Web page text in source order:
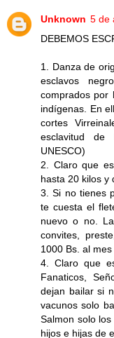
Unknown 5 de
DEBEMOS
1. Danza de
esclavos
comprados por
indígenas. En
cortes
esclavitud de
UNESCO)
2. Claro que
hasta 20 kilos y
3. Si no tienes
te cuesta el
nuevo o no.
convites,
1000 Bs. al
4. Claro que
Fanaticos,
dejan bailar si
vacunos solo
Salmon solo
hijos e hijas de